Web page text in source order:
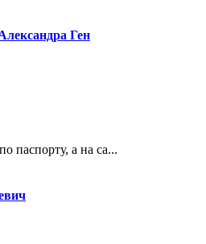
Ген
паспорту, а на са...